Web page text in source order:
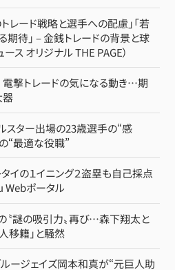
トレード戦略と選手への配慮」「若
待」 – 金銭トレードの背景と球
ス オリジナル THE PAGE）
撃トレードの気になる動き…期
器
スター出場の23歳選手の“感
“最適な役職”
イの１イニング２盗塁も自己採点
Webポータル
〝謎の吸引力〟再び…森下翔太と
移籍」と騒然
ージェイズ岡本和真が“元巨人助